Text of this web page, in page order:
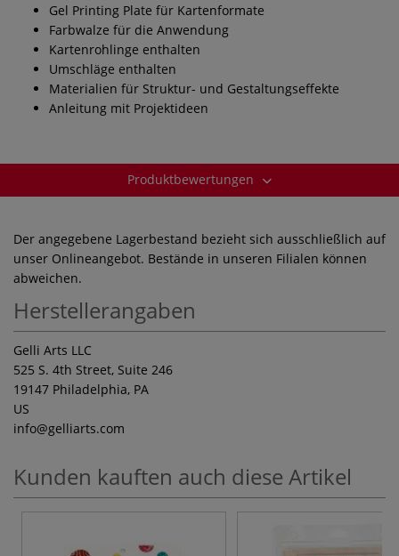
Gel Printing Plate für Kartenformate
Farbwalze für die Anwendung
Kartenrohlinge enthalten
Umschläge enthalten
Materialien für Struktur- und Gestaltungseffekte
Anleitung mit Projektideen
Produktbewertungen
Der angegebene Lagerbestand bezieht sich ausschließlich auf
unser Onlineangebot. Bestände in unseren Filialen können
abweichen.
Herstellerangaben
Gelli Arts LLC
525 S. 4th Street, Suite 246
19147 Philadelphia, PA
US
info@gelliarts.com
Kunden kauften auch diese Artikel